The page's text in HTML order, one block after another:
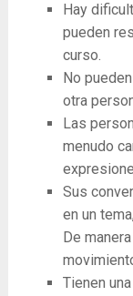
Hay
pueden
curso.
No
otra
Las
menudo
Sus
en un
De
Tienen